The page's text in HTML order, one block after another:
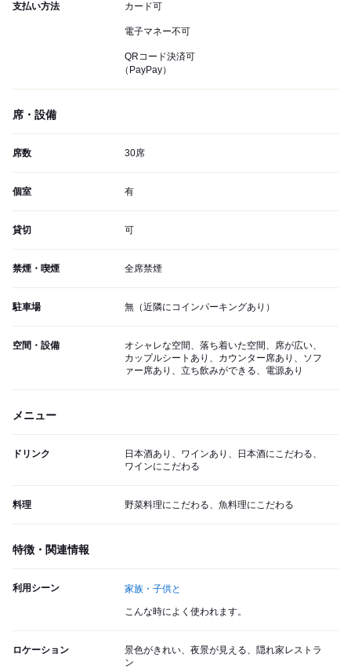
支払い方法 カード可
電子マネー不可
QRコード決済可
（PayPay）
席・設備
席数 30席
個室 有
貸切 可
禁煙・喫煙 全席禁煙
駐車場 無（近隣にコインパーキングあり）
空間・設備
オシャレな空間、落ち着いた空間、席が広い、
カップルシートあり、カウンター席あり、ソフ
ァー席あり、立ち飲みができる、電源あり
メニュー
ドリンク
日本酒あり、ワインあり、日本酒にこだわる、
ワインにこだわる
料理 野菜料理にこだわる、魚料理にこだわる
特徴・関連情報
利用シーン 家族・子供と
こんな時によく使われます。
ロケーション
景色がきれい、夜景が見える、隠れ家レストラ
ン